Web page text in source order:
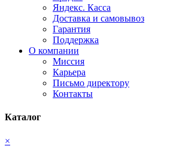
Яндекс. Касса
Доставка и самовывоз
Гарантия
Поддержка
О компании
Миссия
Карьера
Письмо директору
Контакты
Каталог
×